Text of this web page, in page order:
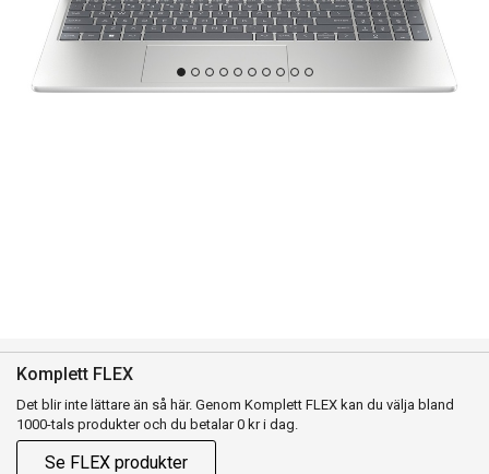
Komplett FLEX
Det blir inte lättare än så här. Genom Komplett FLEX kan du välja bland
1000-tals produkter och du betalar 0 kr i dag.
Se FLEX produkter